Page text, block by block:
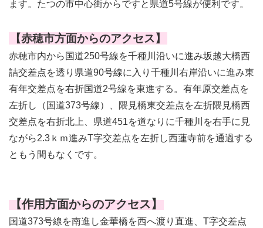
ます。たつの市中心街からですと県道5号線が便利です。
【赤穂市方面からのアクセス】
赤穂市内から国道250号線を千種川沿いに進み坂越大橋西
詰交差点を透り県道90号線に入り千種川右岸沿いに進み東
有年交差点を右折国道2号線を東進する。有年原交差点を
左折し（国道373号線）、隈見橋東交差点を左折隈見橋西
交差点を右折北上、県道451を道なりに千種川を右手に見
ながら2.3ｋｍ進みT字交差点を左折し西蓮寺前を通過する
ともう間もなくです。
【作用方面からのアクセス】
国道373号線を南進し金華橋を西へ渡り直進、T字交差点